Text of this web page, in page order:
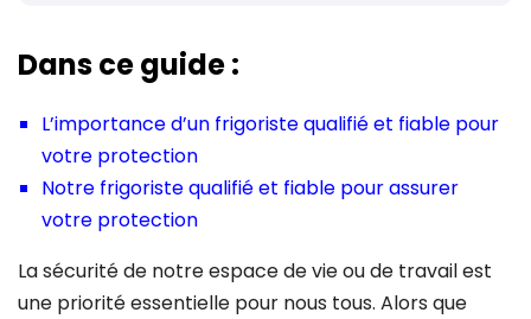
Dans ce guide :
L’importance d’un frigoriste qualifié et fiable pour
votre protection
Notre frigoriste qualifié et fiable pour assurer
votre protection
La sécurité de notre espace de vie ou de travail est
une priorité essentielle pour nous tous. Alors que